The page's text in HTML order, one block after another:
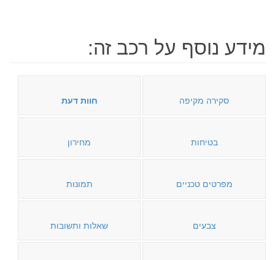
מידע נוסף על רכב זה:
סקירה מקיפה חוות דעת
בטיחות מחירון
מפרטים טכניים תמונות
צבעים שאלות ותשובות